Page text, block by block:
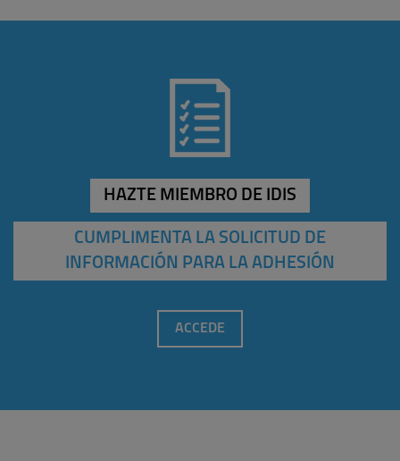
HAZTE MIEMBRO DE IDIS
CUMPLIMENTA LA SOLICITUD DE
INFORMACIÓN PARA LA ADHESIÓN
ACCEDE